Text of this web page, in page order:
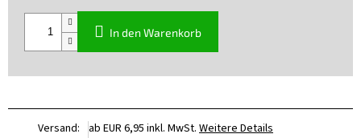
In den Warenkorb
Versand: ab EUR 6,95 inkl. MwSt. Weitere Details